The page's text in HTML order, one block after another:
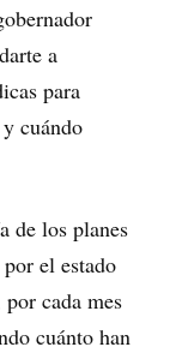
a
para
cuándo
de los planes
el estado
cada mes
cuánto han